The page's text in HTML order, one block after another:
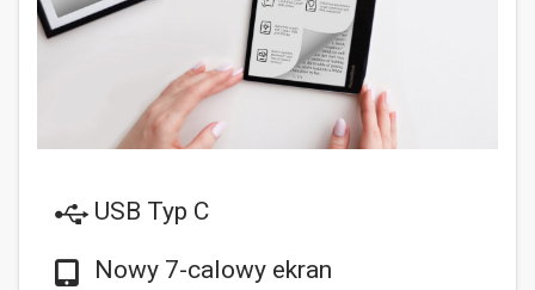
USB Typ C
Nowy 7-calowy ekran